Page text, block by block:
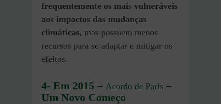
frequentemente os mais vulneráveis
aos impactos das mudanças
climáticas, mas possuem menos
recursos para se adaptar e mitigar os
efeitos.
4- Em 2015 – Acordo de Paris –
Um Novo Começo